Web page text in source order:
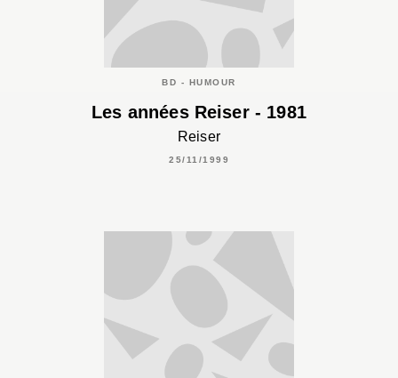
BD - HUMOUR
Les années Reiser - 1981
Reiser
25/11/1999